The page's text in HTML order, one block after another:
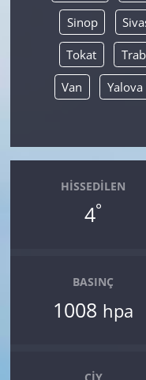
Sinop
Tokat
Van Yalova
HISSEDILEN
4°
BASINÇ
1008 hpa